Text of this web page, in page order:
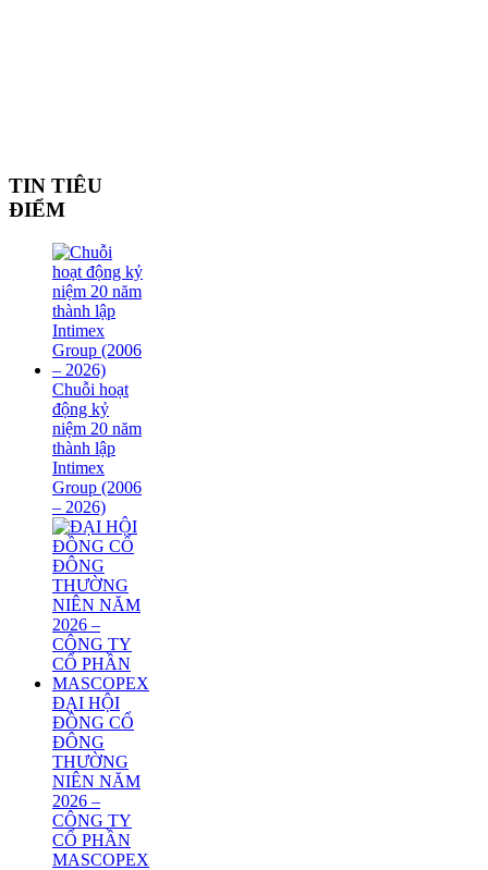
TIN TIÊU
ĐIỂM
Chuỗi hoạt
động kỷ
niệm 20 năm
thành lập
Intimex
Group (2006
– 2026)
ĐẠI HỘI
ĐỒNG CỔ
ĐÔNG
THƯỜNG
NIÊN NĂM
2026 –
CÔNG TY
CỔ PHẦN
MASCOPEX